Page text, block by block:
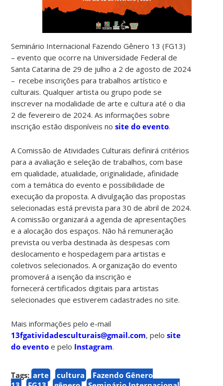
Seminário Internacional Fazendo Gênero 13 (FG13)
– evento que ocorre na Universidade Federal de
Santa Catarina de 29 de julho a 2 de agosto de 2024
– recebe inscrições para trabalhos artístico e
culturais. Qualquer artista ou grupo pode se
inscrever na modalidade de arte e cultura até o dia
2 de fevereiro de 2024. As informações sobre
inscrição estão disponíveis nosite do evento.
A Comissão de Atividades Culturais definirá critérios
para a avaliação e seleção de trabalhos, com base
em qualidade, atualidade, originalidade, afinidade
com a temática do evento e possibilidade de
execução da proposta. A divulgação das propostas
selecionadas está prevista para 30 de abril de 2024.
A comissão organizará a agenda de apresentações
e a alocação dos espaços. Não há remuneração
prevista ou verba destinada às despesas com
deslocamento e hospedagem para artistas e
coletivos selecionados. A organização do evento
promoverá a isenção da inscrição e
fornecerá certificados digitais para artistas
selecionades que estiverem cadastrades no site.
Mais informações pelo e-mail
13fgatividadesculturais@gmail.com, pelosite
do evento e pelo Instagram.
Tags: arte cultura
Fazendo Gênero